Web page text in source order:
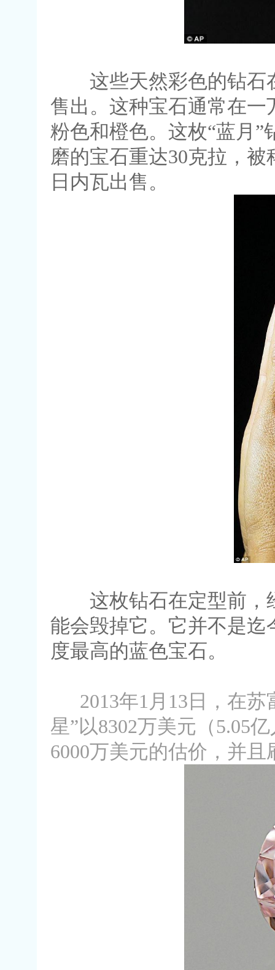
这些天然彩色的钻石
售出。这种宝石通常在
粉色和橙色。这枚“蓝月
磨的宝石重达30克拉，
日内瓦出售。
这枚钻石在定型前，
能会毁掉它。它并不是
度最高的蓝色宝石。
2013年1月13日，在苏
星”以8302万美元（5.05
6000万美元的估价，并